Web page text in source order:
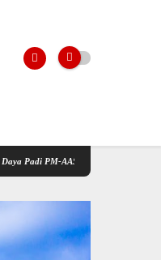
Kementerian Pertanian Gelar